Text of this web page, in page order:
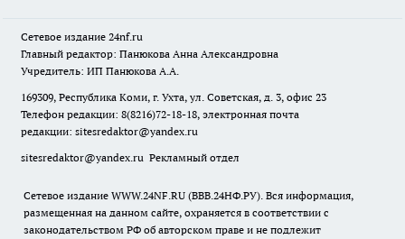
Сетевое издание 24nf.ru
Главный редактор: Панюкова Анна Александровна
Учредитель: ИП Панюкова А.А.
169309, Республика Коми, г. Ухта, ул. Советская, д. 3, офис 23
Телефон редакции: 8(8216)72-18-18, электронная почта
редакции: sitesredaktor@yandex.ru
sitesredaktor@yandex.ru Рекламный отдел
Сетевое издание WWW.24NF.RU (ВВВ.24НФ.РУ). Вся информация,
размещенная на данном сайте, охраняется в соответствии с
законодательством РФ об авторском праве и не подлежит